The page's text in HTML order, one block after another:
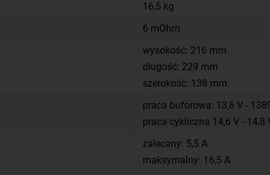
16,5 kg
6 mOhm
wysokość: 216 mm
długość: 229 mm
szerokość: 138 mm
praca buforowa: 13,6 V -
praca cykliczna 14,6 V - 14,8
zalecany: 5,5 A
maksymalny: 16,5 A